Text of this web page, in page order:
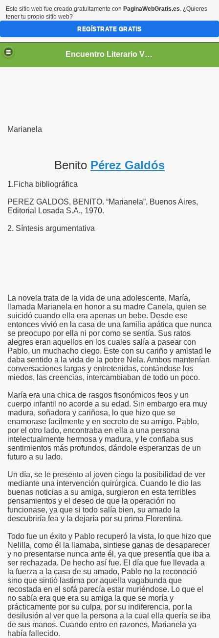
Encuentro Literario Virtual
Marianela
Benito Pérez Galdós
1.Ficha bibliográfica
PEREZ GALDOS, BENITO. “Marianela”, Buenos Aires,
Editorial Losada S.A., 1970.
2. Síntesis argumentativa
La novela trata de la vida de una adolescente, María,
llamada Marianela en honor a su madre Canela, quien se
suicidó cuando ella era apenas un bebe. Desde ese
entonces vivió en la casa de una familia apática que nunca
se preocupo por ella ni por como se sentía. Sus ratos
alegres eran aquellos en los cuales salía a pasear con
Pablo, un muchacho ciego. Este con su cariño y amistad le
daba sentido a la vida de la pobre Nela. Ambos mantenían
conversaciones largas y entretenidas, contándose los
miedos, las creencias, intercambiaban de todo un poco.
María era una chica de rasgos fisonómicos feos y un
cuerpo infantil no acorde a su edad. Sin embargo era muy
madura, soñadora y cariñosa, lo que hizo que se
enamorase facilmente y en secreto de su amigo. Pablo,
por el otro lado, encontraba en ella a una persona
intelectualmente hermosa y madura, y le confiaba sus
sentimientos más profundos, dándole esperanzas de un
futuro a su lado.
Un día, se le presento al joven ciego la posibilidad de ver
mediante una intervención quirúrgica. Cuando le dio las
buenas noticias a su amiga, surgieron en esta terribles
pensamientos y el deseo de que la operación no
funcionase, ya que si todo salía bien, su amado la
descubriría fea y la dejaría por su prima Florentina.
Todo fue un éxito y Pablo recuperó la vista, lo que hizo que
Nelilla, como él la llamaba, sintiese ganas de desaparecer
y no presentarse nunca ante él, ya que presentía que iba a
ser rechazada. De hecho así fue. El día que fue llevada a
la fuerza a la casa de su amado, Pablo no la reconoció
sino que sintió lastima por aquella vagabunda que
recostada en el sofá parecía estar muriéndose. Lo que el
no sabía era que era su amiga la que se moría y
prácticamente por su culpa, por su indiferencia, por la
desilusión al ver que la persona a la cual ella quería se iba
de sus manos. Cuando entro en razones, Marianela ya
había fallecido.
Este sitio web fue creado gratuitamente con PaginaWebGratis.es. ¿Quieres
tener tu propio sitio web?
REGÍSTRATE GRATIS